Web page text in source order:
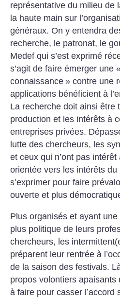
représentative du milieu de
la haute main sur
généraux. On y entendra
recherche, le patronat, le
Medef qui s’est exprimé
s’agit de faire émerger une «
connaissance » contre une
applications bénéficient à
La recherche doit ainsi être
production et les intérêts à
entreprises privées.
lutte des chercheurs, les
et ceux qui n’ont pas
orientée vers les intérêts
s’exprimer pour faire
ouverte et plus
Plus organisés et ayant
plus politique de leurs
chercheurs, les
préparent leur rentrée à
de la saison des festivals.
propos volontiers apaisants
à faire pour casser l’accord